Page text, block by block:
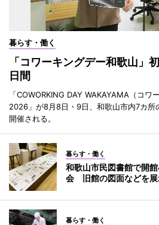
暮らす・働く
「コワーキングデー和歌山
日間
「COWORKING DAY WAKAYAMA（コワ
2026」が8月8日・9日、和歌山市内7カ所
開催される。
暮らす・働く
和歌山市民図書館で開
会 旧館の図面などを展
暮らす・働く